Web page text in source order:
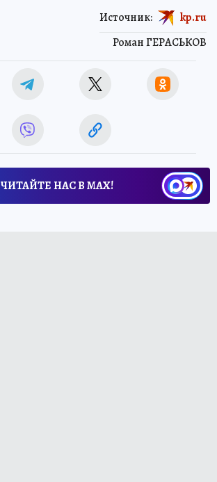
Роман ГЕРАСЬКОВ
Источник: kp.ru
ЧИТАЙТЕ НАС В МАХ!